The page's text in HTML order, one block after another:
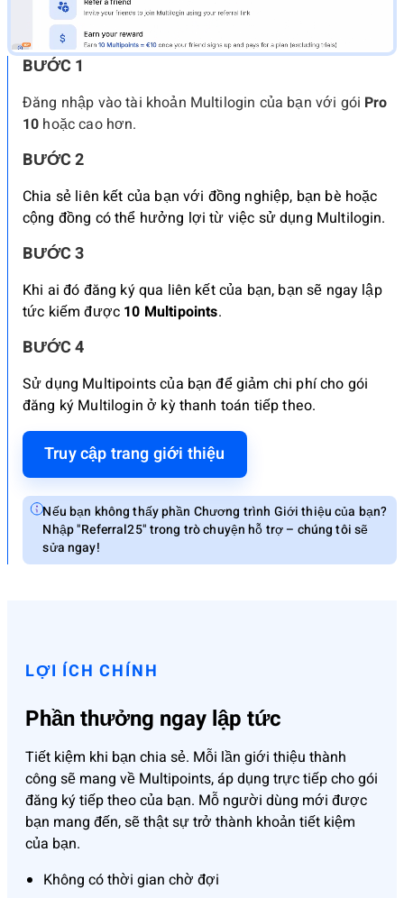
BƯỚC 1
Đăng nhập vào tài khoản Multilogin của bạn với gói Pro
10 hoặc cao hơn.
BƯỚC 2
Chia sẻ liên kết của bạn với đồng nghiệp, bạn bè hoặc
cộng đồng có thể hưởng lợi từ việc sử dụng Multilogin.
BƯỚC 3
Khi ai đó đăng ký qua liên kết của bạn, bạn sẽ ngay lập
tức kiếm được 10 Multipoints.
BƯỚC 4
Sử dụng Multipoints của bạn để giảm chi phí cho gói
đăng ký Multilogin ở kỳ thanh toán tiếp theo.
Truy cập trang giới thiệu
Nếu bạn không thấy phần Chương trình Giới thiệu của bạn?
Nhập "Referral25" trong trò chuyện hỗ trợ – chúng tôi sẽ
sửa ngay!
LỢI ÍCH CHÍNH
Phần thưởng ngay lập tức
Tiết kiệm khi bạn chia sẻ. Mỗi lần giới thiệu thành
công sẽ mang về Multipoints, áp dụng trực tiếp cho gói
đăng ký tiếp theo của bạn. Mỗ người dùng mới được
bạn mang đến, sẽ thật sự trở thành khoản tiết kiệm
của bạn.
Không có thời gian chờ đợi